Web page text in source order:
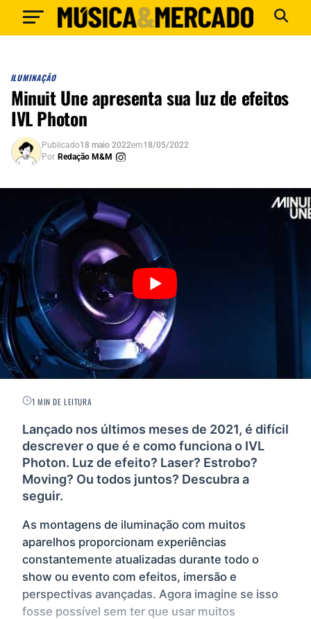
ILUMINAÇÃO
Minuit Une apresenta sua luz de efeitos
IVL Photon
Publicado18 maio 2022em18/05/2022
Por Redação M&M
1 MIN DE LEITURA
Lançado nos últimos meses de 2021, é difícil
descrever o que é e como funciona o IVL
Photon. Luz de efeito? Laser? Estrobo?
Moving? Ou todos juntos? Descubra a
seguir.
As montagens de iluminação com muitos
aparelhos proporcionam experiências
constantemente atualizadas durante todo o
show ou evento com efeitos, imersão e
perspectivas avançadas. Agora imagine se isso
fosse possível sem ter que usar muitos